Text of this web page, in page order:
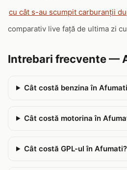
cu cât s-au scumpit carburanții
comparativ live față de ultima zi
Intrebari frecvente —
Cât costă benzina în
Cât costă motorina în
Cât costă GPL-ul în Afumati?